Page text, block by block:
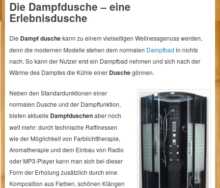
Die Dampfdusche – eine
Erlebnisdusche
Die Dampf duschekann zu einem vielseitigen Wellnessgenuss werden,
denn die modernen Modelle stehen dem normalen Dampfbad in nichts
nach. So kann der Nutzer erst ein Dampfbad nehmen und sich nach der
Wärme des Dampfes die Kühle einer Duschegönnen.
Neben den Standardunktionen einer
normalen Dusche und der Dampffunktion,
bieten aktuelle Dampfduschenaber noch
weit mehr: durch technische Raffinessen
wie der Möglichkeit von Farblichttherapie,
Aromatherapie und dem Einbau von Radio
oder MP3-Player kann man sich bei dieser
Form der Erholung zusätzlich durch eine
Komposition aus Farben, schönen Klängen